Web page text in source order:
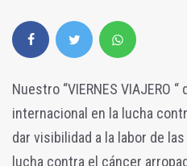
Nuestro “VIERNES VIAJERO
internacional en la lucha
dar visibilidad a la labor de
lucha contra el cáncer